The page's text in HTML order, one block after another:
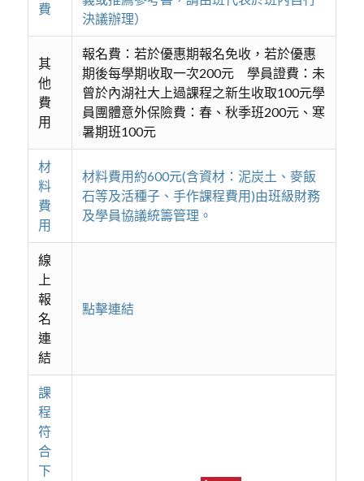
費
決議辦理）
其
他
費
用
報名費：若於優惠期報名免收，若於優惠
期後每學期收取一次200元 學員證費：未
曾於內湖社大上過課程之新生收取100元學
員團體意外保險費：春、秋季班200元、寒
暑期班100元
材
料
費
用
材料費用約600元(含資材：泥炭土、麥飯
石等及活種子、手作課程費用)由班級財務
及學員協議統籌管理。
線
上
報
名
連
結
點擊連結
課
程
符
合
下